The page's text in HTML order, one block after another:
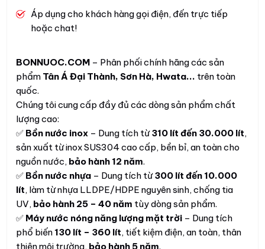
Áp dụng cho khách hàng gọi điện, đến trực tiếp
hoặc chat!
BONNUOC.COM – Phân phối chính hãng các sản
phẩm Tân Á Đại Thành, Sơn Hà, Hwata... trên toàn
quốc.
Chúng tôi cung cấp đầy đủ các dòng sản phẩm chất
lượng cao:
✅ Bồn nước inox – Dung tích từ310 lít đến 30.000 lít,
sản xuất từ inox SUS304 cao cấp, bền bỉ, an toàn cho
nguồn nước, bảo hành 12 năm.
✅ Bồn nước nhựa – Dung tích từ300 lít đến 10.000
lít, làm từ nhựa LLDPE/HDPE nguyên sinh, chống tia
UV, bảo hành 25 – 40 năm tùy dòng sản phẩm.
✅ Máy nước nóng năng lượng mặt trời – Dung tích
phổ biến130 lít – 360 lít, tiết kiệm điện, an toàn, thân
thiện môi trường, bảo hành 5 năm.